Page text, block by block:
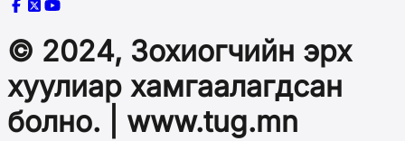
© 2024, Зохиогчийн эрх
хуулиар хамгаалагдсан
болно. | www.tug.mn